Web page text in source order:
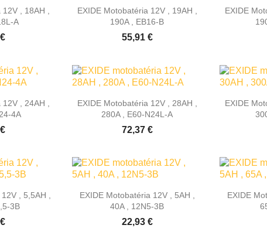
12V , 18AH ,
A
 Rýchly náhľad
EXIDE Motobatéria 12V , 19AH ,
190A , EB16-B
55,91 €

EXIDE
, 24AH ,
4A
 Rýchly náhľad
EXIDE Motobatéria 12V , 28AH ,
280A , E60-N24L-A
72,37 €

EXIDE
, 5,5AH ,
3B
 Rýchly náhľad
EXIDE Motobatéria 12V , 5AH ,
40A , 12N5-3B
22,93 €

EXIDE